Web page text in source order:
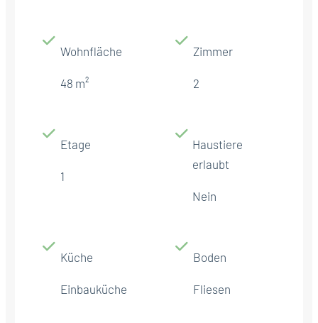
Wohnfläche
48 m²
Zimmer
2
Etage
1
Haustiere
erlaubt
Nein
Küche
Einbauküche
Boden
Fliesen